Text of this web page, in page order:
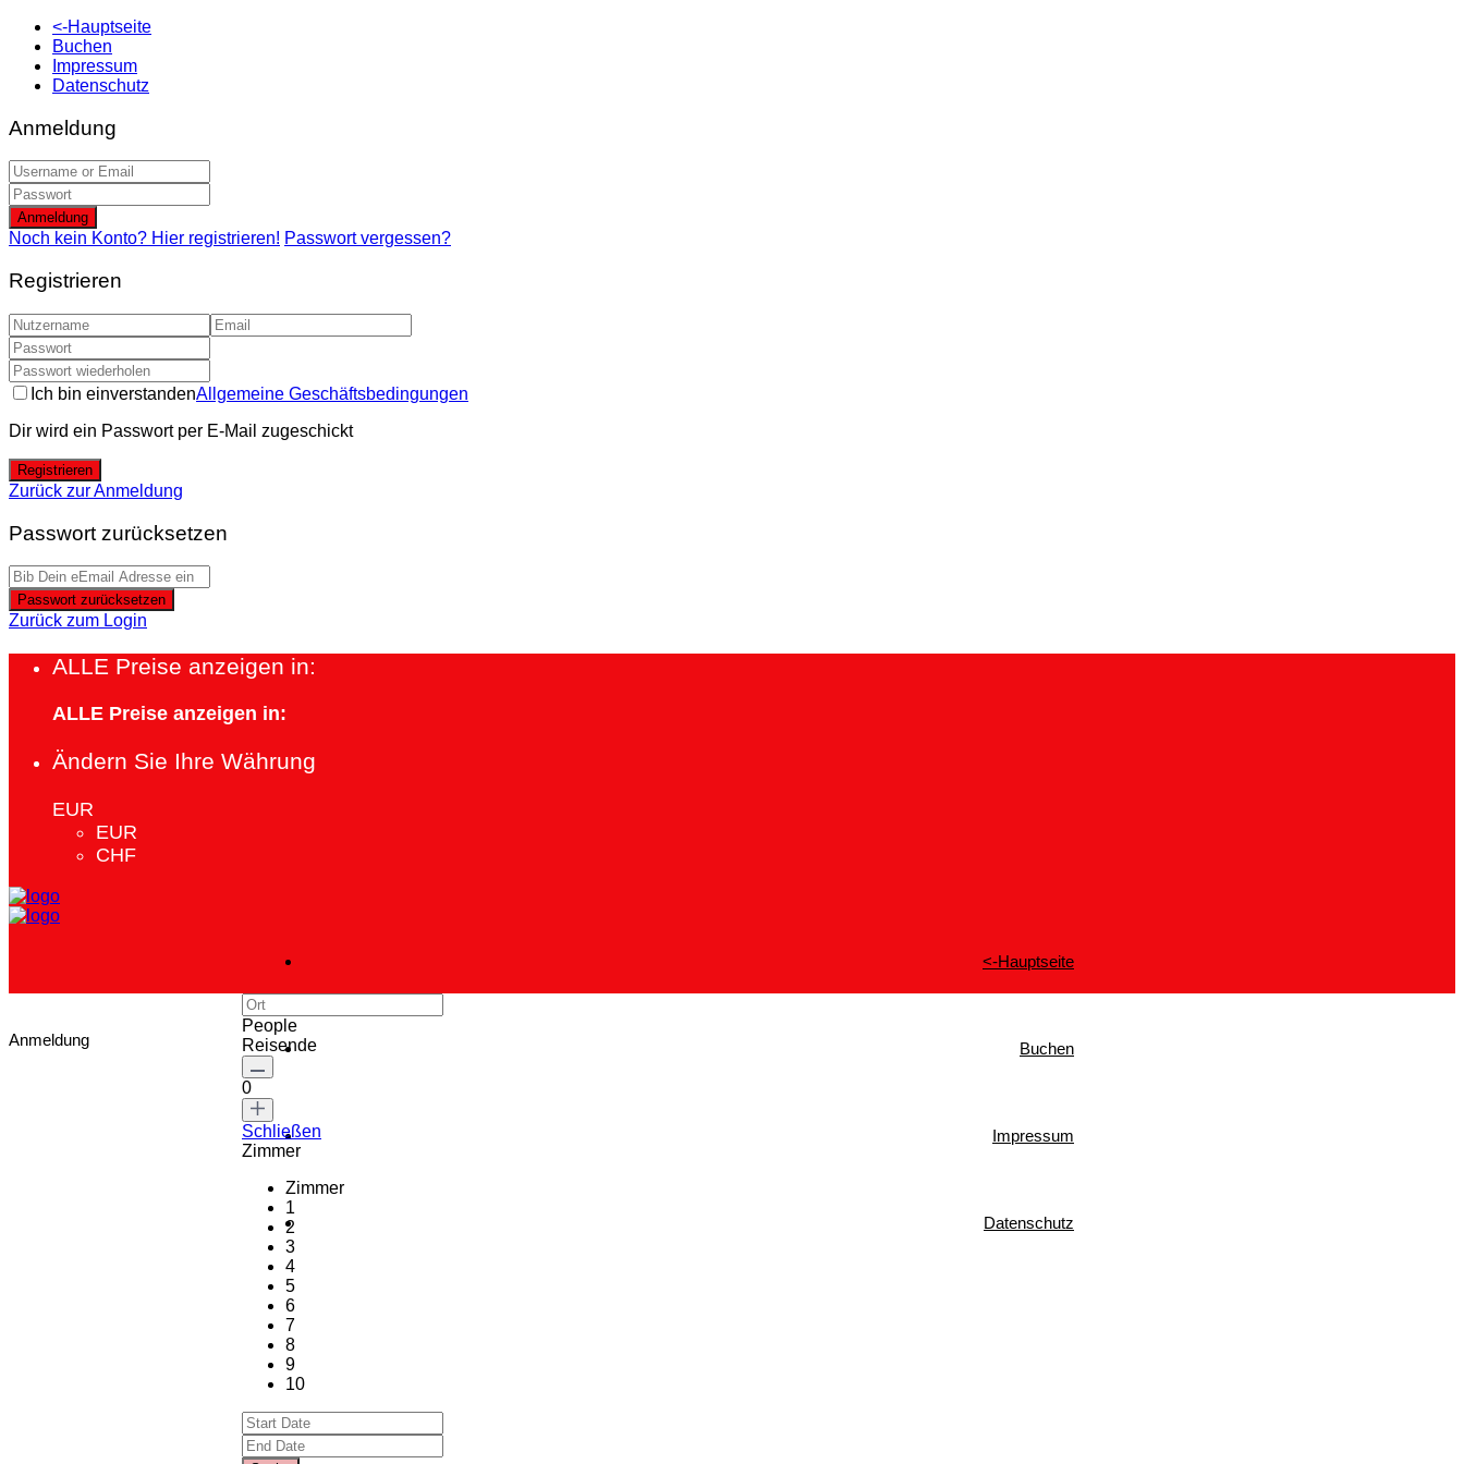
<-Hauptseite
Buchen
Impressum
Datenschutz
Anmeldung
Anmeldung
Noch kein Konto? Hier registrieren! Passwort vergessen?
Registrieren
Ich bin einverstandenAllgemeine Geschäftsbedingungen
Dir wird ein Passwort per E-Mail zugeschickt
Registrieren
Zurück zur Anmeldung
Passwort zurücksetzen
Passwort zurücksetzen
Zurück zum Login
ALLE Preise anzeigen in:
ALLE Preise anzeigen in:
Ändern Sie Ihre Währung
EUR
EUR
CHF
<-Hauptseite
Buchen
Impressum
Datenschutz
Anmeldung
People
Reisende
0
Schließen
Zimmer
Zimmer
1
2
3
4
5
6
7
8
9
10